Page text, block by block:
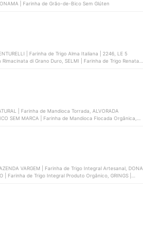
| Farinha de Grão-de-Bico Sem Glúten
| Farinha de Trigo Alma Italiana | 2246, LE 5
di Grano Duro, SELMI | Farinha de Trigo Renata
| Farinha de Mandioca Torrada, ALVORADA
SEM MARCA | Farinha de Mandioca Flocada Orgânica,
VARGEM | Farinha de Trigo Integral Artesanal, DONA
Farinha de Trigo Integral Produto Orgânico, GRINGS |